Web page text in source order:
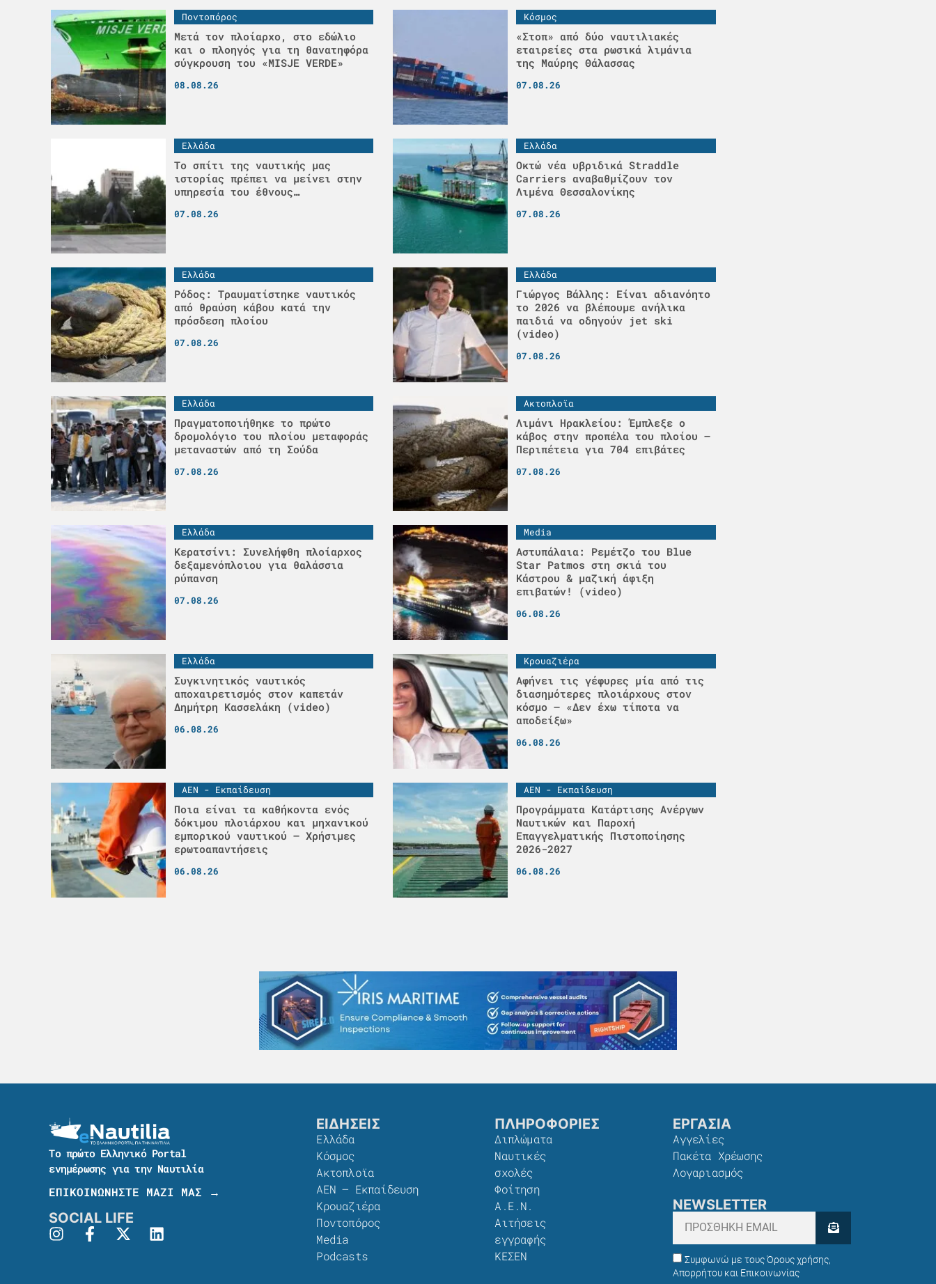
Ποντοπόρος
Μετά τον πλοίαρχο, στο εδώλιο
και ο πλοηγός για τη θανατηφόρα
σύγκρουση του «MISJE VERDE»
08.08.26
Κόσμος
«Στοπ» από δύο ναυτιλιακές
εταιρείες στα ρωσικά λιμάνια
της Μαύρης Θάλασσας
07.08.26
Ελλάδα
Το σπίτι της ναυτικής μας
ιστορίας πρέπει να μείνει στην
υπηρεσία του έθνους…
07.08.26
Ελλάδα
Οκτώ νέα υβριδικά Straddle
Carriers αναβαθμίζουν τον
Λιμένα Θεσσαλονίκης
07.08.26
Ελλάδα
Ρόδος: Τραυματίστηκε ναυτικός
από θραύση κάβου κατά την
πρόσδεση πλοίου
07.08.26
Ελλάδα
Γιώργος Βάλλης: Είναι αδιανόητο
το 2026 να βλέπουμε ανήλικα
παιδιά να οδηγούν jet ski
(video)
07.08.26
Ελλάδα
Πραγματοποιήθηκε το πρώτο
δρομολόγιο του πλοίου μεταφοράς
μεταναστών από τη Σούδα
07.08.26
Ακτοπλοϊα
Λιμάνι Ηρακλείου: Έμπλεξε ο
κάβος στην προπέλα του πλοίου –
Περιπέτεια για 704 επιβάτες
07.08.26
Ελλάδα
Κερατσίνι: Συνελήφθη πλοίαρχος
δεξαμενόπλοιου για θαλάσσια
ρύπανση
07.08.26
Media
Αστυπάλαια: Ρεμέτζο του Blue
Star Patmos στη σκιά του
Κάστρου & μαζική άφιξη
επιβατών! (video)
06.08.26
Ελλάδα
Συγκινητικός ναυτικός
αποχαιρετισμός στον καπετάν
Δημήτρη Κασσελάκη (video)
06.08.26
Κρουαζιέρα
Αφήνει τις γέφυρες μία από τις
διασημότερες πλοιάρχους στον
κόσμο – «Δεν έχω τίποτα να
αποδείξω»
06.08.26
ΑΕΝ - Εκπαίδευση
Ποια είναι τα καθήκοντα ενός
δόκιμου πλοιάρχου και μηχανικού
εμπορικού ναυτικού – Χρήσιμες
ερωτοαπαντήσεις
06.08.26
ΑΕΝ - Εκπαίδευση
Προγράμματα Κατάρτισης Ανέργων
Ναυτικών και Παροχή
Επαγγελματικής Πιστοποίησης
2026-2027
06.08.26
Το πρώτο Ελληνικό Portal
ενημέρωσης για την Ναυτιλία
ΕΠΙΚΟΙΝΩΝΗΣΤΕ ΜΑΖΙ ΜΑΣ →
SOCIAL LIFE
ΕΙΔΗΣΕΙΣ
Ελλάδα
Κόσμος
Ακτοπλοϊα
ΑΕΝ – Εκπαίδευση
Κρουαζιέρα
Ποντοπόρος
Media
Podcasts
ΠΛΗΡΟΦΟΡΙΕΣ
Διπλώματα
Ναυτικές
σχολές
Φοίτηση
Α.Ε.Ν.
Αιτήσεις
εγγραφής
ΚΕΣΕΝ
ΕΡΓΑΣΙΑ
Αγγελίες
Πακέτα Χρέωσης​
Λογαριασμός
NEWSLETTER
Συμφωνώ με τους Όρους χρήσης,
Απορρήτου και Επικοινωνίας